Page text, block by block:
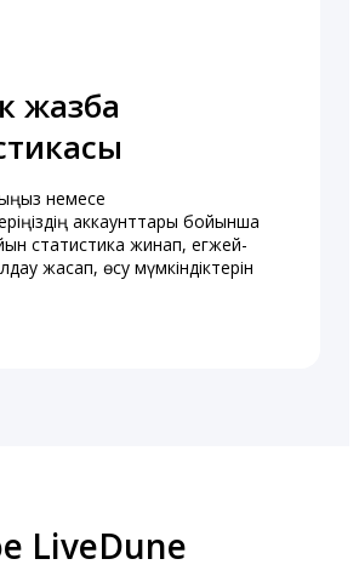
жазба
немесе
аккаунттары бойынша
статистика жинап, егжей-
жасап, өсу мүмкіндіктерін
LiveDune